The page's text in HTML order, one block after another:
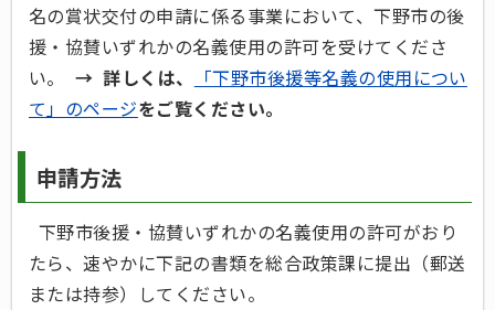
名の賞状交付の申請に係る事業において、下野市の後
援・協賛いずれかの名義使用の許可を受けてくださ
い。 → 詳しくは、
「下野市後援等名義の使用につい
て」のページをご覧ください。
申請方法
下野市後援・協賛いずれかの名義使用の許可がおり
たら、速やかに下記の書類を総合政策課に提出（郵送
または持参）してください。